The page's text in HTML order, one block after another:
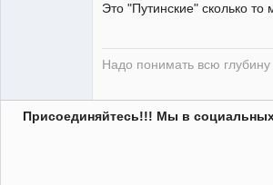
Это "Путинские" сколько то
Надо понимать всю
Присоединяйтесь!!! Мы в